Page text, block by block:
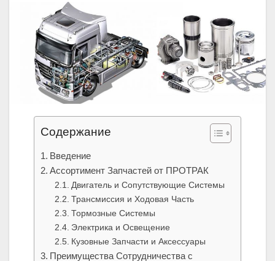
Содержание
Введение
Ассортимент Запчастей от ПРОТРАК
Двигатель и Сопутствующие Системы
Трансмиссия и Ходовая Часть
Тормозные Системы
Электрика и Освещение
Кузовные Запчасти и Аксессуары
Преимущества Сотрудничества с